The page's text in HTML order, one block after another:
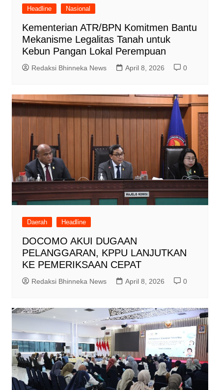
Headline Nasional
Kementerian ATR/BPN Komitmen Bantu
Mekanisme Legalitas Tanah untuk
Kebun Pangan Lokal Perempuan
Redaksi Bhinneka News April 8, 2026 0
Daerah Headline
DOCOMO AKUI DUGAAN
PELANGGARAN, KPPU LANJUTKAN
KE PEMERIKSAAN CEPAT
Redaksi Bhinneka News April 8, 2026 0